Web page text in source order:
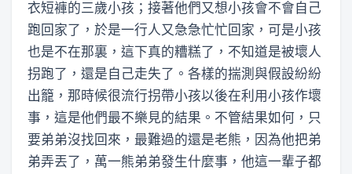
衣短褲的三歲小孩；接著他們又想小孩會不會自己
跑回家了，於是一行人又急急忙忙回家，可是小孩
也是不在那裏，這下真的糟糕了，不知道是被壞人
拐跑了，還是自己走失了。各樣的揣測與假設紛紛
出籠，那時候很流行拐帶小孩以後在利用小孩作壞
事，這是他們最不樂見的結果。不管結果如何，只
要弟弟沒找回來，最難過的還是老熊，因為他把弟
弟弄丟了，萬一熊弟弟發生什麼事，他這一輩子都